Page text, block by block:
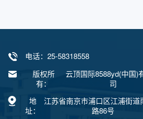
电话： 25-58318558
版权所
有：
云顶国际8588yd(中国)
司
地
址：
江苏省南京市浦口区江浦街道
路86号